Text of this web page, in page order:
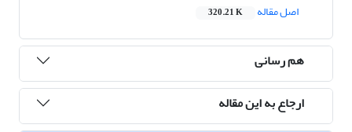
اصل مقاله
320.21 K
هم رسانی
ارجاع به این مقاله